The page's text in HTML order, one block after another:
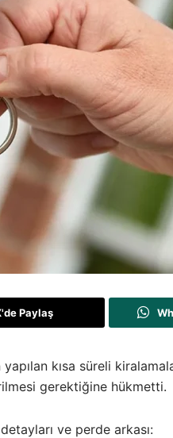
Paylaş
kısa süreli
gerektiğine hükmetti.
ve perde arkası: